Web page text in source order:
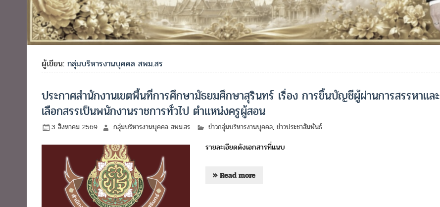
ผู้เขียน:กลุ่มบริหารงานบุคคล สพม.สร
ประกาศสำนักงานเขตพื้นที่การศึกษามัธยมศึกษาสุรินทร์ เรื่อง การขึ้นบัญชีผู้ผ่านการสรรหาและ
เลือกสรรเป็นพนักงานราชการทั่วไป ตำแหน่งครูผู้สอน
3 สิงหาคม 2569 กลุ่มบริหารงานบุคคล สพม.สร ข่าวกลุ่มบริหารงานบุคคล, ข่าวประชาสัมพันธ์
รายละเอียดดังเอกสารที่แนบ
» Read more